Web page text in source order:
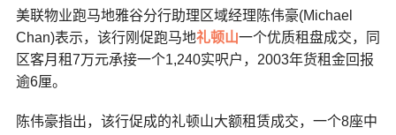
美联物业跑马地雅谷分行助理区域经理陈伟豪(Michael
Chan)表示，该行刚促跑马地礼顿山一个优质租盘成交，同
区客月租7万元承接一个1,240实呎户，2003年货租金回报
逾6厘。
陈伟豪指出，该行促成的礼顿山大额租赁成交，一个8座中